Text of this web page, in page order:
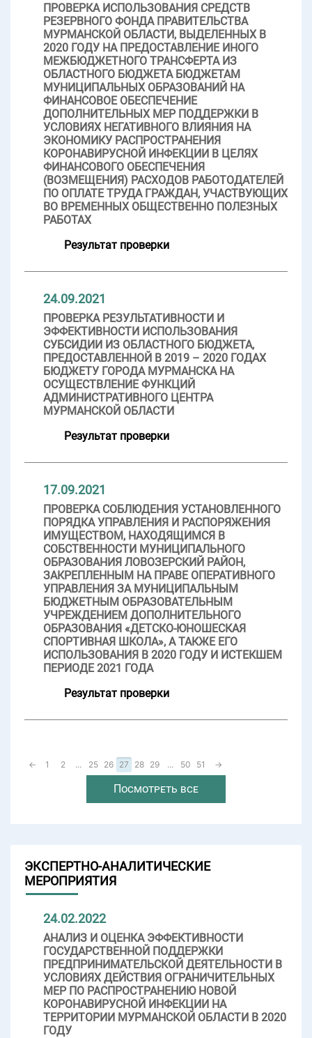
ПРОВЕРКА ИСПОЛЬЗОВАНИЯ СРЕДСТВ
РЕЗЕРВНОГО ФОНДА ПРАВИТЕЛЬСТВА
МУРМАНСКОЙ ОБЛАСТИ, ВЫДЕЛЕННЫХ В
2020 ГОДУ НА ПРЕДОСТАВЛЕНИЕ ИНОГО
МЕЖБЮДЖЕТНОГО ТРАНСФЕРТА ИЗ
ОБЛАСТНОГО БЮДЖЕТА БЮДЖЕТАМ
МУНИЦИПАЛЬНЫХ ОБРАЗОВАНИЙ НА
ФИНАНСОВОЕ ОБЕСПЕЧЕНИЕ
ДОПОЛНИТЕЛЬНЫХ МЕР ПОДДЕРЖКИ В
УСЛОВИЯХ НЕГАТИВНОГО ВЛИЯНИЯ НА
ЭКОНОМИКУ РАСПРОСТРАНЕНИЯ
КОРОНАВИРУСНОЙ ИНФЕКЦИИ В ЦЕЛЯХ
ФИНАНСОВОГО ОБЕСПЕЧЕНИЯ
(ВОЗМЕЩЕНИЯ) РАСХОДОВ РАБОТОДАТЕЛЕЙ
ПО ОПЛАТЕ ТРУДА ГРАЖДАН, УЧАСТВУЮЩИХ
ВО ВРЕМЕННЫХ ОБЩЕСТВЕННО ПОЛЕЗНЫХ
РАБОТАХ
Результат проверки
24.09.2021
ПРОВЕРКА РЕЗУЛЬТАТИВНОСТИ И
ЭФФЕКТИВНОСТИ ИСПОЛЬЗОВАНИЯ
СУБСИДИИ ИЗ ОБЛАСТНОГО БЮДЖЕТА,
ПРЕДОСТАВЛЕННОЙ В 2019 – 2020 ГОДАХ
БЮДЖЕТУ ГОРОДА МУРМАНСКА НА
ОСУЩЕСТВЛЕНИЕ ФУНКЦИЙ
АДМИНИСТРАТИВНОГО ЦЕНТРА
МУРМАНСКОЙ ОБЛАСТИ
Результат проверки
17.09.2021
ПРОВЕРКА СОБЛЮДЕНИЯ УСТАНОВЛЕННОГО
ПОРЯДКА УПРАВЛЕНИЯ И РАСПОРЯЖЕНИЯ
ИМУЩЕСТВОМ, НАХОДЯЩИМСЯ В
СОБСТВЕННОСТИ МУНИЦИПАЛЬНОГО
ОБРАЗОВАНИЯ ЛОВОЗЕРСКИЙ РАЙОН,
ЗАКРЕПЛЕННЫМ НА ПРАВЕ ОПЕРАТИВНОГО
УПРАВЛЕНИЯ ЗА МУНИЦИПАЛЬНЫМ
БЮДЖЕТНЫМ ОБРАЗОВАТЕЛЬНЫМ
УЧРЕЖДЕНИЕМ ДОПОЛНИТЕЛЬНОГО
ОБРАЗОВАНИЯ «ДЕТСКО-ЮНОШЕСКАЯ
СПОРТИВНАЯ ШКОЛА», А ТАКЖЕ ЕГО
ИСПОЛЬЗОВАНИЯ В 2020 ГОДУ И ИСТЕКШЕМ
ПЕРИОДЕ 2021 ГОДА
Результат проверки
← 1 2 ... 25 26 27 28 29 ... 50 51 →
Посмотреть все
ЭКСПЕРТНО-АНАЛИТИЧЕСКИЕ
МЕРОПРИЯТИЯ
24.02.2022
АНАЛИЗ И ОЦЕНКА ЭФФЕКТИВНОСТИ
ГОСУДАРСТВЕННОЙ ПОДДЕРЖКИ
ПРЕДПРИНИМАТЕЛЬСКОЙ ДЕЯТЕЛЬНОСТИ В
УСЛОВИЯХ ДЕЙСТВИЯ ОГРАНИЧИТЕЛЬНЫХ
МЕР ПО РАСПРОСТРАНЕНИЮ НОВОЙ
КОРОНАВИРУСНОЙ ИНФЕКЦИИ НА
ТЕРРИТОРИИ МУРМАНСКОЙ ОБЛАСТИ В 2020
ГОДУ